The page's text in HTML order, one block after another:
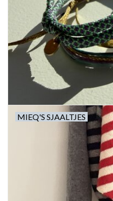
OVER MIEQ
MIEQ's sjaaltjes
Armbanden MIEQ
MIEQ'S SJAALTJES